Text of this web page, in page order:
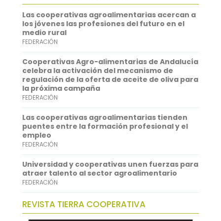
o
o
k
t
e
r
i
l
a
t
s
A
p
p
i
n
k
e
d
I
n
Las cooperativas agroalimentarias acercan a
los jóvenes las profesiones del futuro en el
medio rural
FEDERACIÓN
Cooperativas Agro-alimentarias de Andalucía
celebra la activación del mecanismo de
regulación de la oferta de aceite de oliva para
la próxima campaña
FEDERACIÓN
Las cooperativas agroalimentarias tienden
puentes entre la formación profesional y el
empleo
FEDERACIÓN
Universidad y cooperativas unen fuerzas para
atraer talento al sector agroalimentario
FEDERACIÓN
REVISTA TIERRA COOPERATIVA